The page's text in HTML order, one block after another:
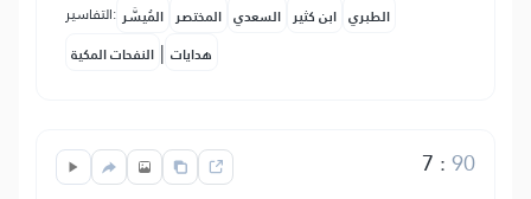
التفاسير: المُيسَّر المختصر السعدي ابن كثير الطبري
النفحات المكية | هدايات
7 :90